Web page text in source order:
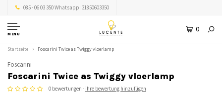
085 - 06 03 350 Whatsapp: 31850603350
MENU
0
Startseite Foscarini Twice as Twiggy vloerlamp
Foscarini
Foscarini Twice as Twiggy vloerlamp
0 bewertungen - ihre bewertung hinzufügen